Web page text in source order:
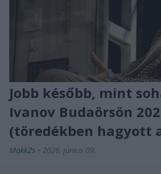
Jobb később, mint
Ivanov Budaörsön
(töredékben hagyott
MakkZs • 2026. június 09.